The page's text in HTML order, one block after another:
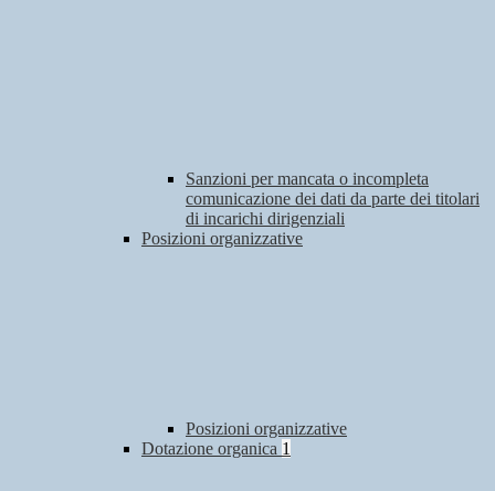
Sanzioni per mancata o incompleta
comunicazione dei dati da parte dei titolari
di incarichi dirigenziali
Posizioni organizzative
Posizioni organizzative
Dotazione organica 1